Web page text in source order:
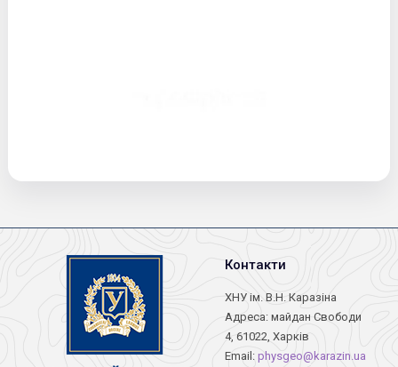
Контакти
ХНУ ім. В.Н. Каразіна
Адреса: майдан Свободи
4, 61022, Харків
Email: physgeo@karazin.ua